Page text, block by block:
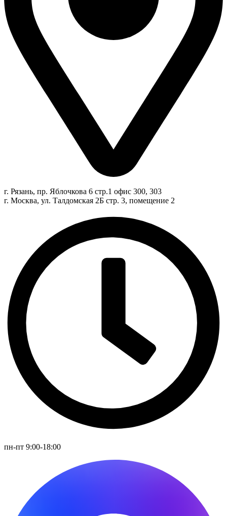
г. Рязань, пр. Яблочкова 6 стр.1 офис 300, 303
г. Москва, ул. Талдомская 2Б стр. 3, помещение 2
пн-пт 9:00-18:00